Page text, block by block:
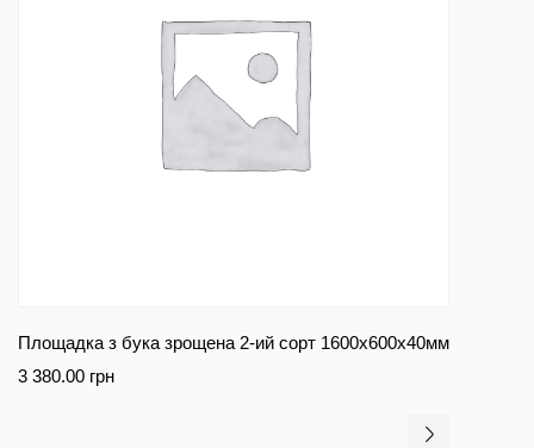
Площадка з бука зрощена 2-ий сорт 1600х600х40мм
3 380.00 грн